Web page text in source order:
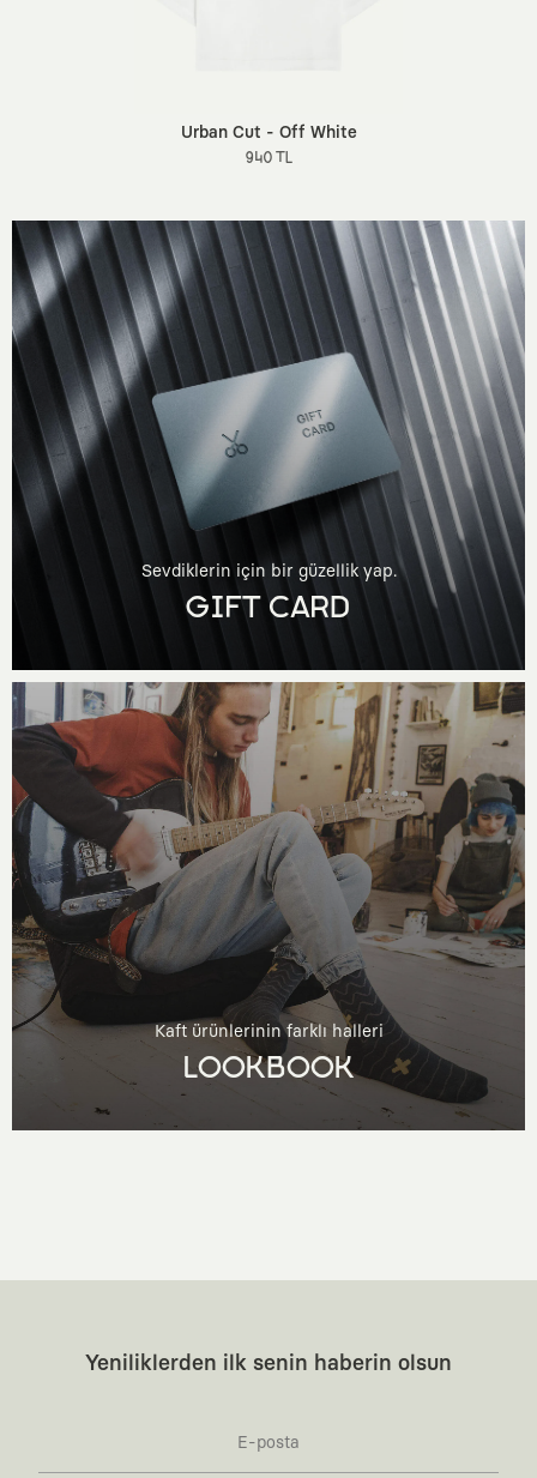
Urban Cut - Off White
940 TL
Sevdiklerin için bir güzellik yap.
GIFT CARD
Kaft ürünlerinin farklı halleri
LOOKBOOK
Yeniliklerden ilk senin haberin olsun